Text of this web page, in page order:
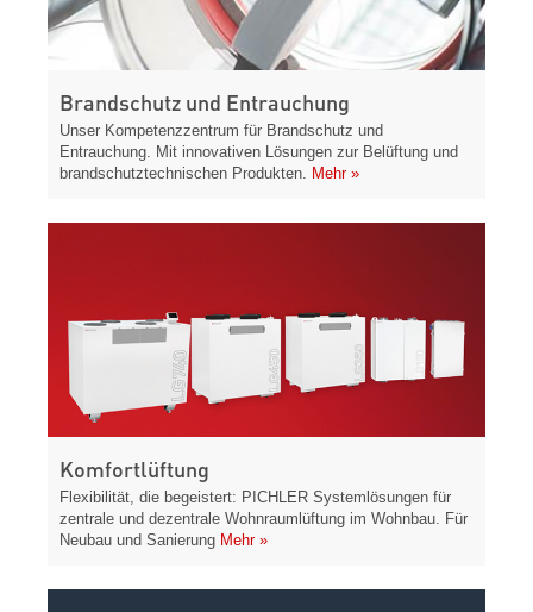
Brandschutz und Entrauchung
Unser Kompetenzzentrum für Brandschutz und
Entrauchung. Mit innovativen Lösungen zur Belüftung und
brandschutztechnischen Produkten. Mehr »
Komfortlüftung
Flexibilität, die begeistert: PICHLER Systemlösungen für
zentrale und dezentrale Wohnraumlüftung im Wohnbau. Für
Neubau und Sanierung Mehr »